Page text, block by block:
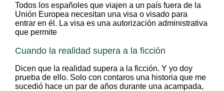
Todos los españoles que viajen a un país fuera de la
Unión Europea necesitan una visa o visado para
entrar en él. La visa es una autorización administrativa
que permite
Cuando la realidad supera a la ficción
Dicen que la realidad supera a la ficción. Y yo doy
prueba de ello. Solo con contaros una historia que me
sucedió hace un par de años durante una acampada,